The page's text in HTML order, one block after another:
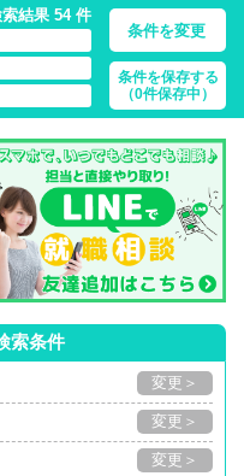
結果 54 件
条件を変更
条件を保存する
（0件保存中）
ナース・派遣の 看護師求
索条件
変更＞
変更＞
変更＞